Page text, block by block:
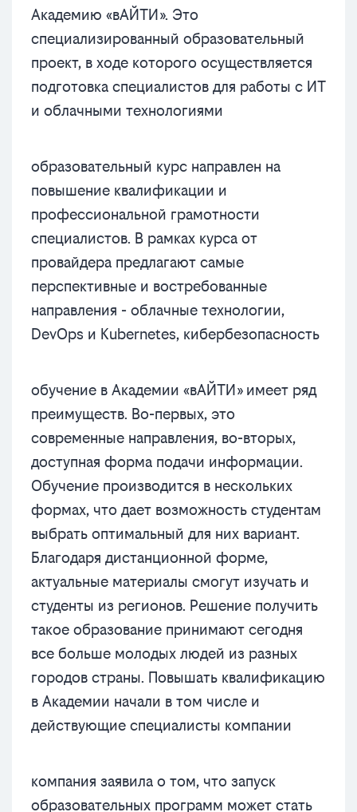
Академию «вАЙТИ». Это
специализированный образовательный
проект, в ходе которого осуществляется
подготовка специалистов для работы с ИТ
и облачными технологиями
образовательный курс направлен на
повышение квалификации и
профессиональной грамотности
специалистов. В рамках курса от
провайдера предлагают самые
перспективные и востребованные
направления - облачные технологии,
DevOps и Kubernetes, кибербезопасность
обучение в Академии «вАЙТИ» имеет ряд
преимуществ. Во-первых, это
современные направления, во-вторых,
доступная форма подачи информации.
Обучение производится в нескольких
формах, что дает возможность студентам
выбрать оптимальный для них вариант.
Благодаря дистанционной форме,
актуальные материалы смогут изучать и
студенты из регионов. Решение получить
такое образование принимают сегодня
все больше молодых людей из разных
городов страны. Повышать квалификацию
в Академии начали в том числе и
действующие специалисты компании
компания заявила о том, что запуск
образовательных программ может стать